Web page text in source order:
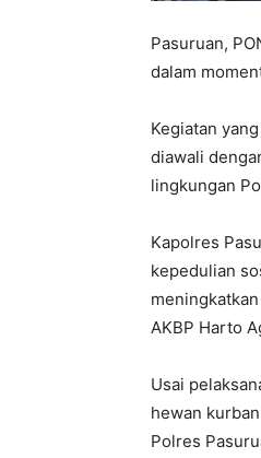
Pasuruan,
dalam
Kegiatan
diawali
lingkungan
Kapolres
kepedulian
AKBP Harto
Usai
hewan
Polres